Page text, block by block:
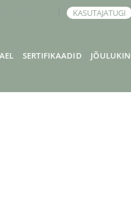
KASUTAJATUGI
SERTIFIKAADID